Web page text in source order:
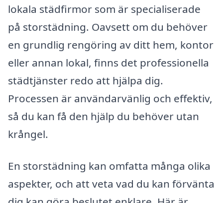
lokala städfirmor som är specialiserade
på storstädning. Oavsett om du behöver
en grundlig rengöring av ditt hem, kontor
eller annan lokal, finns det professionella
städtjänster redo att hjälpa dig.
Processen är användarvänlig och effektiv,
så du kan få den hjälp du behöver utan
krångel.
En storstädning kan omfatta många olika
aspekter, och att veta vad du kan förvänta